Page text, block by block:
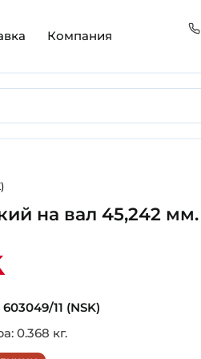
Компания
на вал 45,242 мм.
11 (NSK)
0.368 кг.